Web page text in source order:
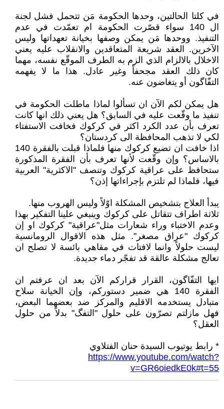
في كلتا الحالتين، وحدها الحكومة مَن تتحمل فشل لجنة
ال 140 سواء قصّرت الحكومة ام تعمّدت في عدم
التنفيذ. ووحدها مَن يمكن وصفها بخيانة تعهداتها وليس
الآخرين. العقد شريعة المتعاقدين والانقلاب عليه يعني
الاخلال بالالزام الذي الزم به الطرف الموقّع نفسه، مهما
كان ذلك العقد مجحفاً وغير عادل. هذا ما لا يفهمه
التفّاگون أو يتغاضون عنه.
هل يمكن لكم الآن ان تسألوا لماذا ماطلت الحكومة في
تنفيذ ما وقّعت عليه في السابق؟ هل يعني ذلك انها كانت
تعرف بأن عدد الكرد اكثر في كركوك فخافت الاستفتاء
لكي لا تذهب المحافظة الى كردستان؟
اذا خافت ان تضيع كركوك منها فلماذا قبلت بالفقرة 140
بالاساس؟ وإن وقّعت لأنها تعرف بأن الفقرة المذكورة
ستحافظ على عراقية كركوك وتنصف "الاكثرية" العربية
فيها، فلماذا لم تلتزم بإجراءاتها إذن؟
يبدأ العلاج بتشخيص المشكلة اوّلاً وليس الهروب منها.
ثلاثة اطراف تتقاتل على كركوك وينبغي علينا التفكير بهذا
وعدم الاختباء وراء شعارات مثل"عراقية" كركوك او إن
كركوك "عراق مصغر". مثل هذه الاقوال الرومانسية
ليست حلولاً وانما لافتات في مقاهي بائسة لا تصلح ان
تعالج مشكلة عالقة قد تفجّر دماء جديدة.
ايها التفّاگون، القرار قراركم الآن بعد ان عرفتم ان
الفقرة 140 هي ضمير دستوركم، وإن الخيانة سلاح
متبادل يستخدمه الاقليم والمركز ضد بعضهما البعض،
فهل مازلتم تصرّون على حلول "التفگ" بدلاً من حلول
العقل؟
* رابط يوتيوب السيدة حنان الفتلاوي
https://www.youtube.com/watch?
v=GR6oiedkE0k#t=55